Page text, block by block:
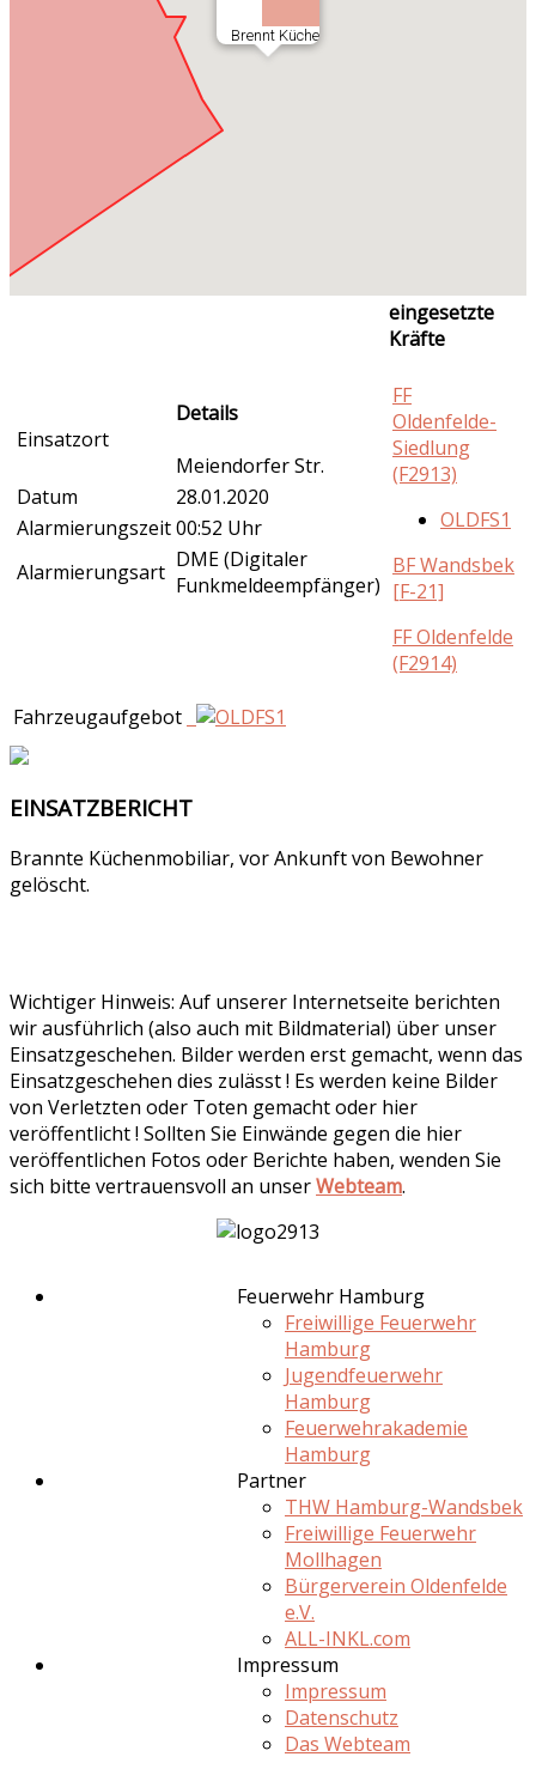
Brennt Küche
Einsatzort
Details
Meiendorfer Str.
Datum
28.01.2020
Alarmierungszeit00:52 Uhr
Alarmierungsart DME (Digitaler
Funkmeldeempfänger)
eingesetzte
Kräfte
FF
Oldenfelde-
Siedlung
(F2913)
OLDFS1
BF Wandsbek
[F-21]
FF Oldenfelde
(F2914)
Fahrzeugaufgebot
EINSATZBERICHT
Brannte Küchenmobiliar, vor Ankunft von Bewohner
gelöscht.
Wichtiger Hinweis: Auf unserer Internetseite berichten
wir ausführlich (also auch mit Bildmaterial) über unser
Einsatzgeschehen. Bilder werden erst gemacht, wenn das
Einsatzgeschehen dies zulässt ! Es werden keine Bilder
von Verletzten oder Toten gemacht oder hier
veröffentlicht ! Sollten Sie Einwände gegen die hier
veröffentlichen Fotos oder Berichte haben, wenden Sie
sich bitte vertrauensvoll an unserWebteam.
Feuerwehr Hamburg
Freiwillige Feuerwehr
Hamburg
Jugendfeuerwehr
Hamburg
Feuerwehrakademie
Hamburg
Partner
THW Hamburg-Wandsbek
Freiwillige Feuerwehr
Mollhagen
Bürgerverein Oldenfelde
e.V.
ALL-INKL.com
Impressum
Impressum
Datenschutz
Das Webteam